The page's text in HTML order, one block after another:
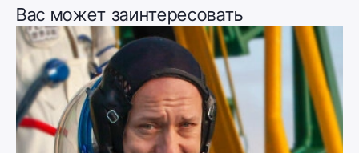
Вас может заинтересовать